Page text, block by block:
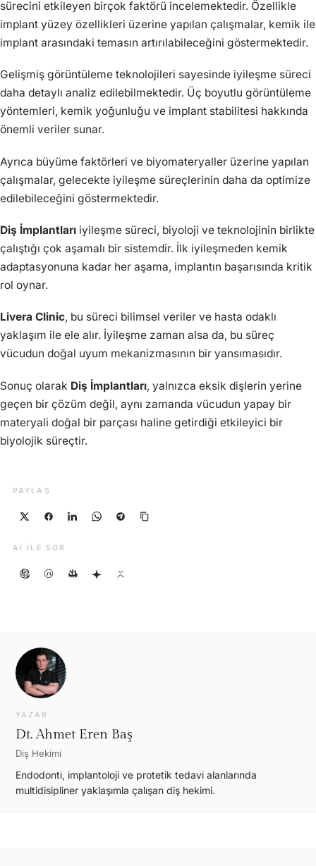
sürecini etkileyen birçok faktörü incelemektedir. Özellikle
implant yüzey özellikleri üzerine yapılan çalışmalar, kemik ile
implant arasındaki temasın artırılabileceğini göstermektedir.
Gelişmiş görüntüleme teknolojileri sayesinde iyileşme süreci
daha detaylı analiz edilebilmektedir. Üç boyutlu görüntüleme
yöntemleri, kemik yoğunluğu ve implant stabilitesi hakkında
önemli veriler sunar.
Ayrıca büyüme faktörleri ve biyomateryaller üzerine yapılan
çalışmalar, gelecekte iyileşme süreçlerinin daha da optimize
edilebileceğini göstermektedir.
Diş İmplantları iyileşme süreci, biyoloji ve teknolojinin birlikte
çalıştığı çok aşamalı bir sistemdir. İlk iyileşmeden kemik
adaptasyonuna kadar her aşama, implantın başarısında kritik
rol oynar.
Livera Clinic, bu süreci bilimsel veriler ve hasta odaklı
yaklaşım ile ele alır. İyileşme zaman alsa da, bu süreç
vücudun doğal uyum mekanizmasının bir yansımasıdır.
Sonuç olarak Diş İmplantları, yalnızca eksik dişlerin yerine
geçen bir çözüm değil, aynı zamanda vücudun yapay bir
materyali doğal bir parçası haline getirdiği etkileyici bir
biyolojik süreçtir.
PAYLAŞ
AI ILE SOR
YAZAR
Dt. Ahmet Eren Baş
Diş Hekimi
Endodonti, implantoloji ve protetik tedavi alanlarında
multidisipliner yaklaşımla çalışan diş hekimi.